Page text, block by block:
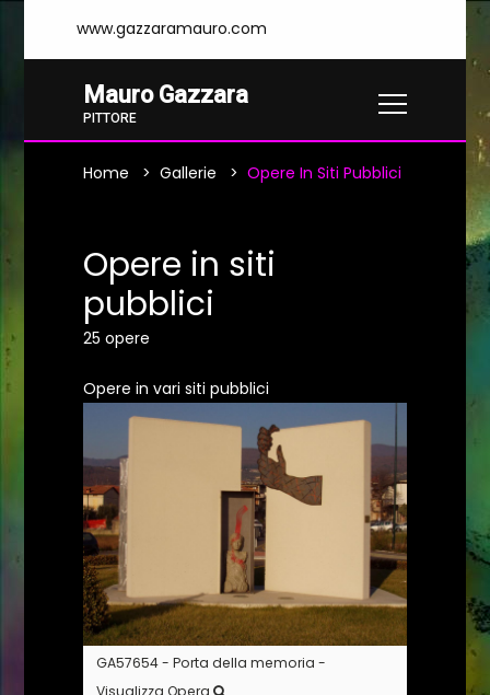
www.gazzaramauro.com
Mauro Gazzara
PITTORE
Home Gallerie Opere In Siti Pubblici
GA57654 - Porta della memoria -
Visualizza Opera
Opere in siti
pubblici
25 opere
Opere in vari siti pubblici